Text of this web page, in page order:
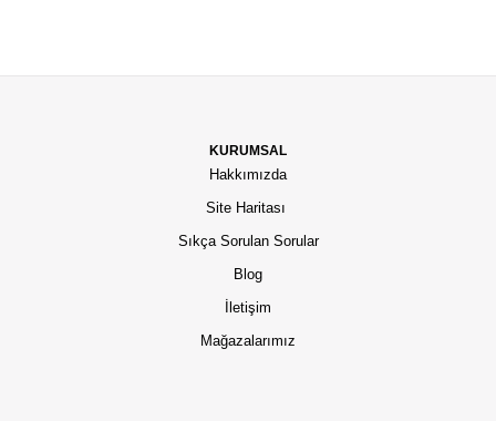
KURUMSAL
Hakkımızda
Site Haritası
Sıkça Sorulan Sorular
Blog
İletişim
Mağazalarımız